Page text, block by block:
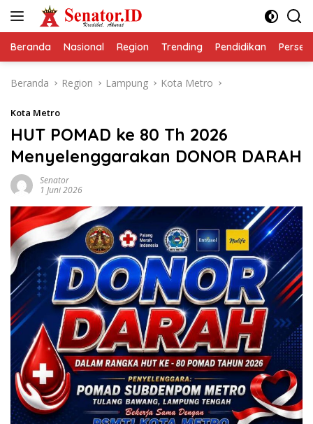
Beranda Nasional Region Trending Pendidikan
Beranda Region Lampung Kota Metro
Kota Metro
HUT POMAD ke 80 Th 2026
Menyelenggarakan DONOR DARAH
Senator
1 Juni 2026